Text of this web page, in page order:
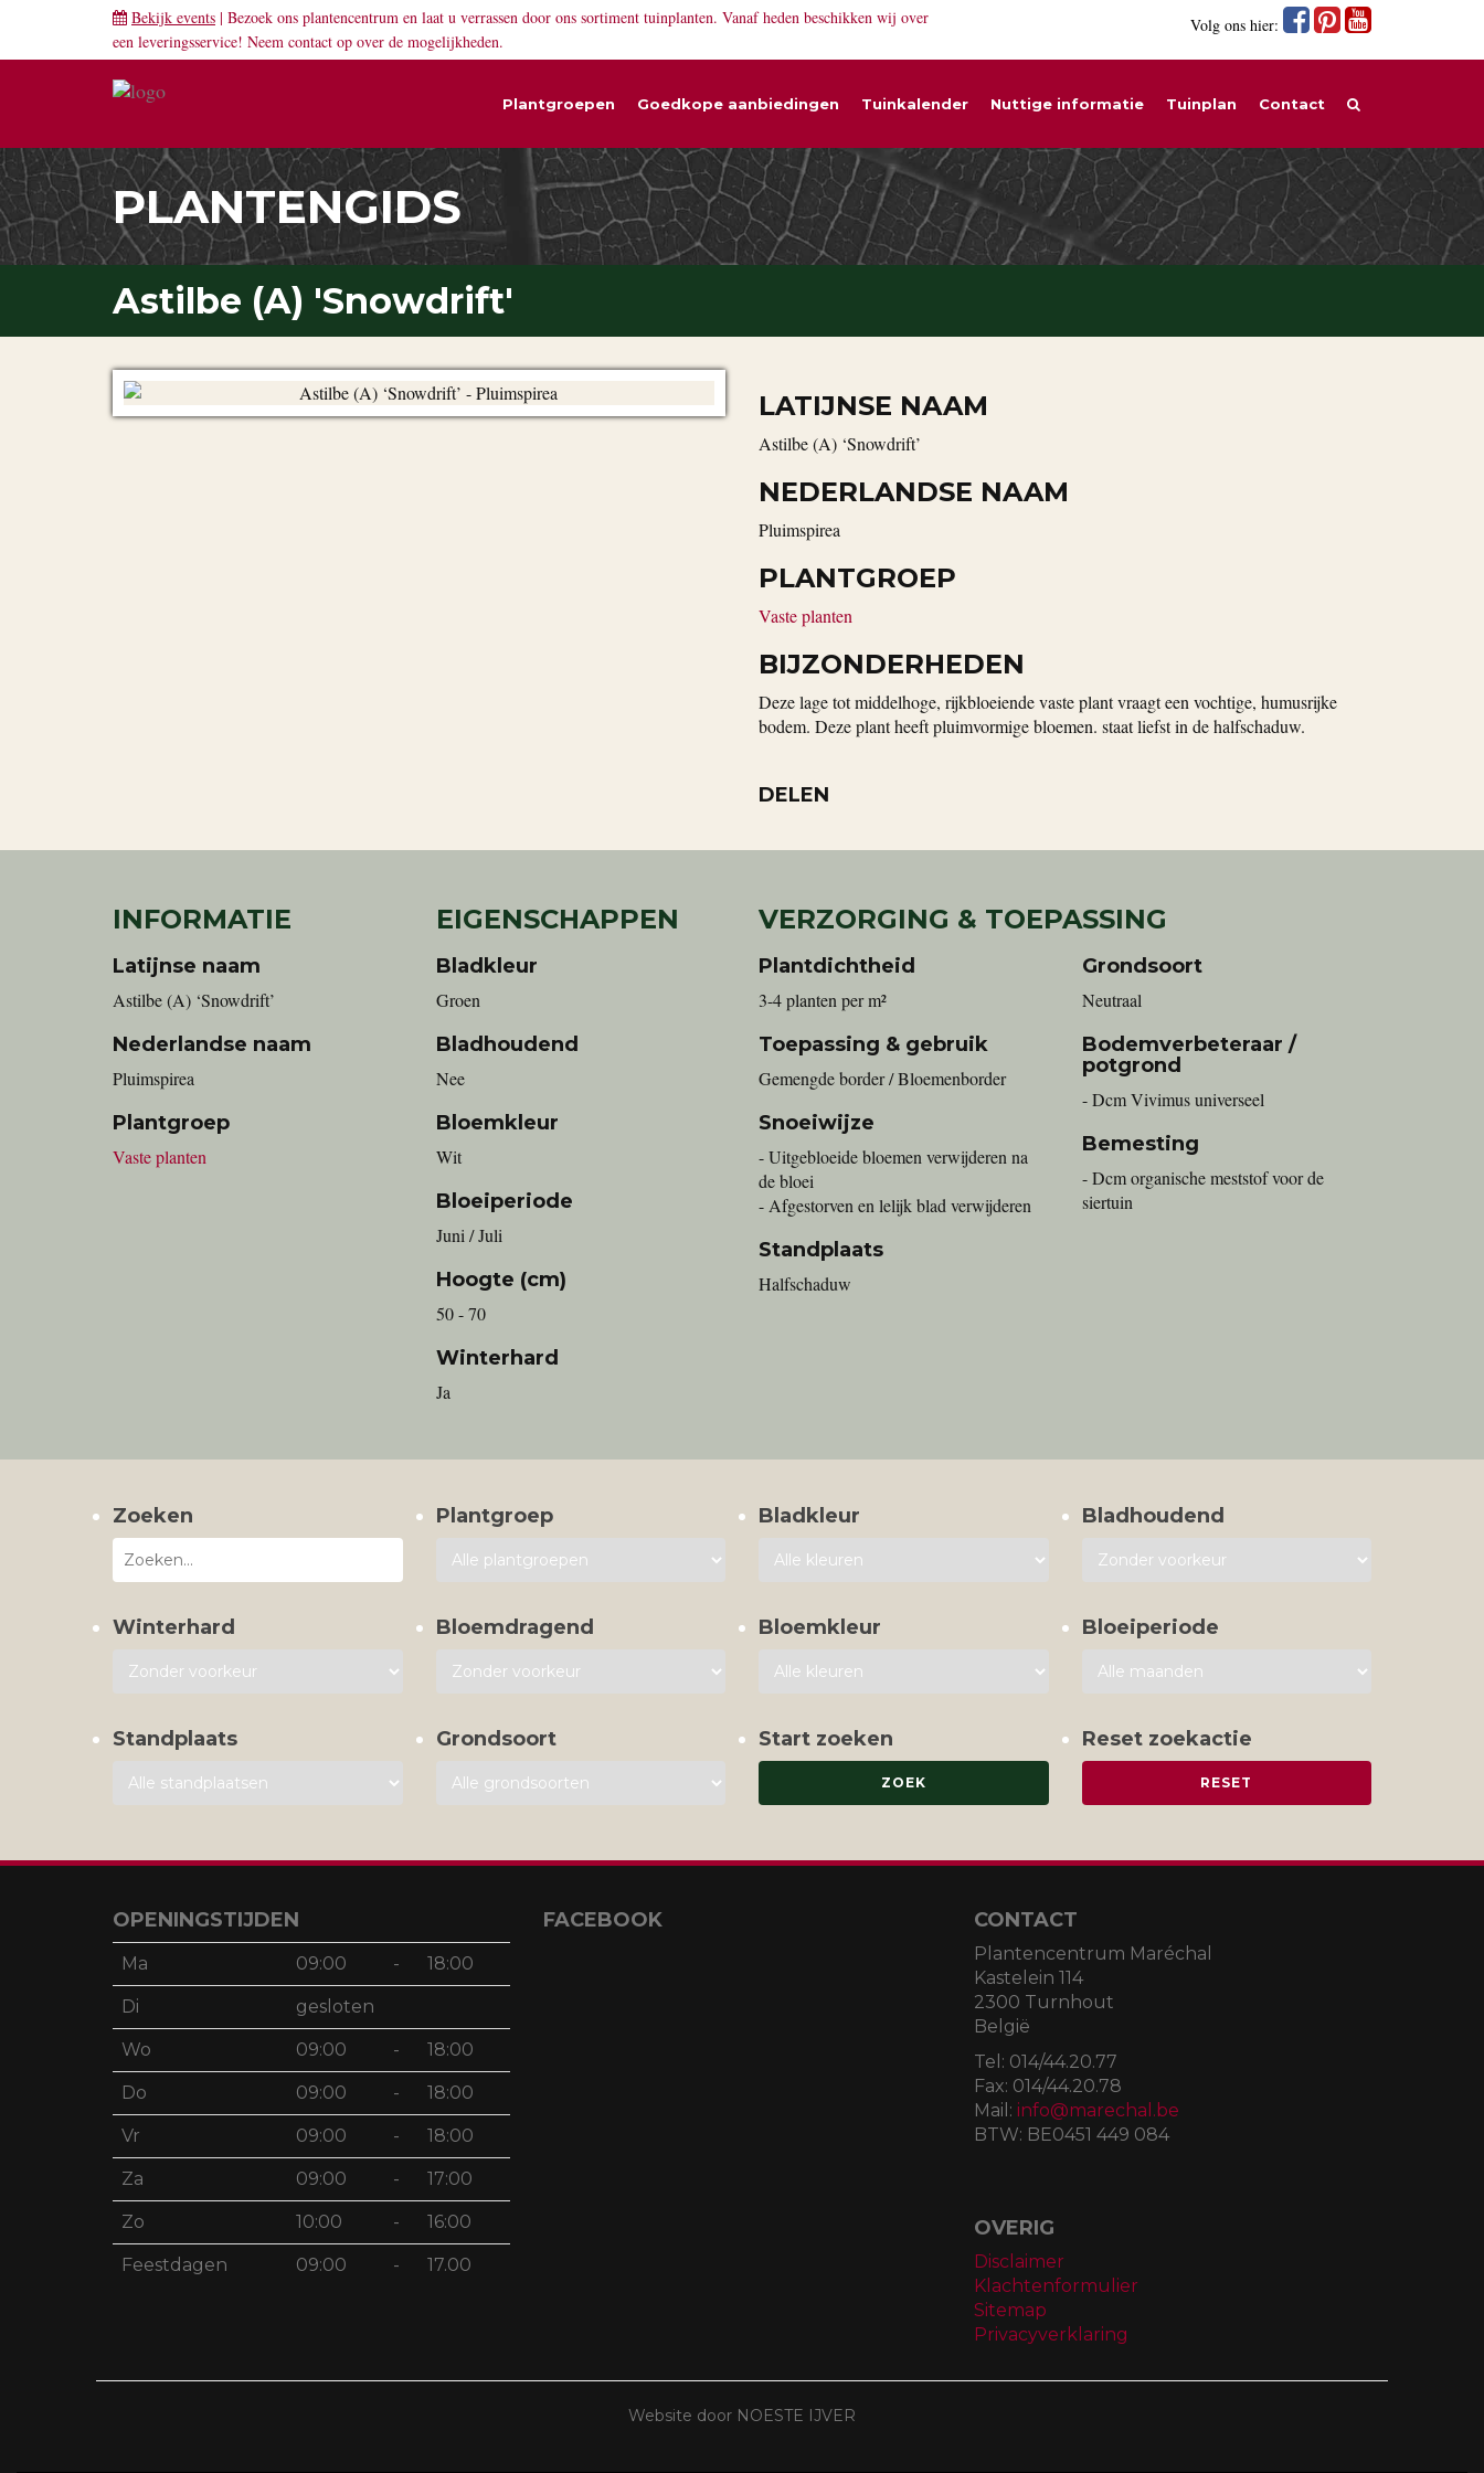
Bekijk events | Bezoek ons plantencentrum en laat u verrassen door ons sortiment tuinplanten. Vanaf heden beschikken wij over
een leveringsservice! Neem contact op over de mogelijkheden.
Volg ons hier:
Plantgroepen Goedkope aanbiedingen Tuinkalender Nuttige informatie Tuinplan Contact
PLANTENGIDS
Astilbe (A) 'Snowdrift'
LATIJNSE NAAM
Astilbe (A) ‘Snowdrift’
NEDERLANDSE NAAM
Pluimspirea
PLANTGROEP
Vaste planten
BIJZONDERHEDEN
Deze lage tot middelhoge, rijkbloeiende vaste plant vraagt een vochtige, humusrijke
bodem. Deze plant heeft pluimvormige bloemen. staat liefst in de halfschaduw.
DELEN
INFORMATIE
Latijnse naam
Astilbe (A) ‘Snowdrift’
Nederlandse naam
Pluimspirea
Plantgroep
Vaste planten
EIGENSCHAPPEN
Bladkleur
Groen
Bladhoudend
Nee
Bloemkleur
Wit
Bloeiperiode
Juni / Juli
Hoogte (cm)
50 - 70
Winterhard
Ja
VERZORGING & TOEPASSING
Plantdichtheid
3-4 planten per m²
Toepassing & gebruik
Gemengde border / Bloemenborder
Snoeiwijze
- Uitgebloeide bloemen verwijderen na
de bloei
- Afgestorven en lelijk blad verwijderen
Standplaats
Halfschaduw
Grondsoort
Neutraal
Bodemverbeteraar /
potgrond
- Dcm Vivimus universeel
Bemesting
- Dcm organische meststof voor de
siertuin
Zoeken Plantgroep Bladkleur Bladhoudend
Winterhard Bloemdragend Bloemkleur Bloeiperiode
Standplaats Grondsoort Start zoeken Reset zoekactie
OPENINGSTIJDEN
Ma 09:00 - 18:00
Di gesloten
Wo 09:00 - 18:00
Do 09:00 - 18:00
Vr 09:00 - 18:00
Za 09:00 - 17:00
Zo 10:00 - 16:00
Feestdagen 09:00 - 17.00
FACEBOOK CONTACT
Plantencentrum Maréchal
Kastelein 114
2300 Turnhout
België
Tel: 014/44.20.77
Fax: 014/44.20.78
Mail: info@marechal.be
BTW: BE0451 449 084
OVERIG
Disclaimer
Klachtenformulier
Sitemap
Privacyverklaring
Website door NOESTE IJVER